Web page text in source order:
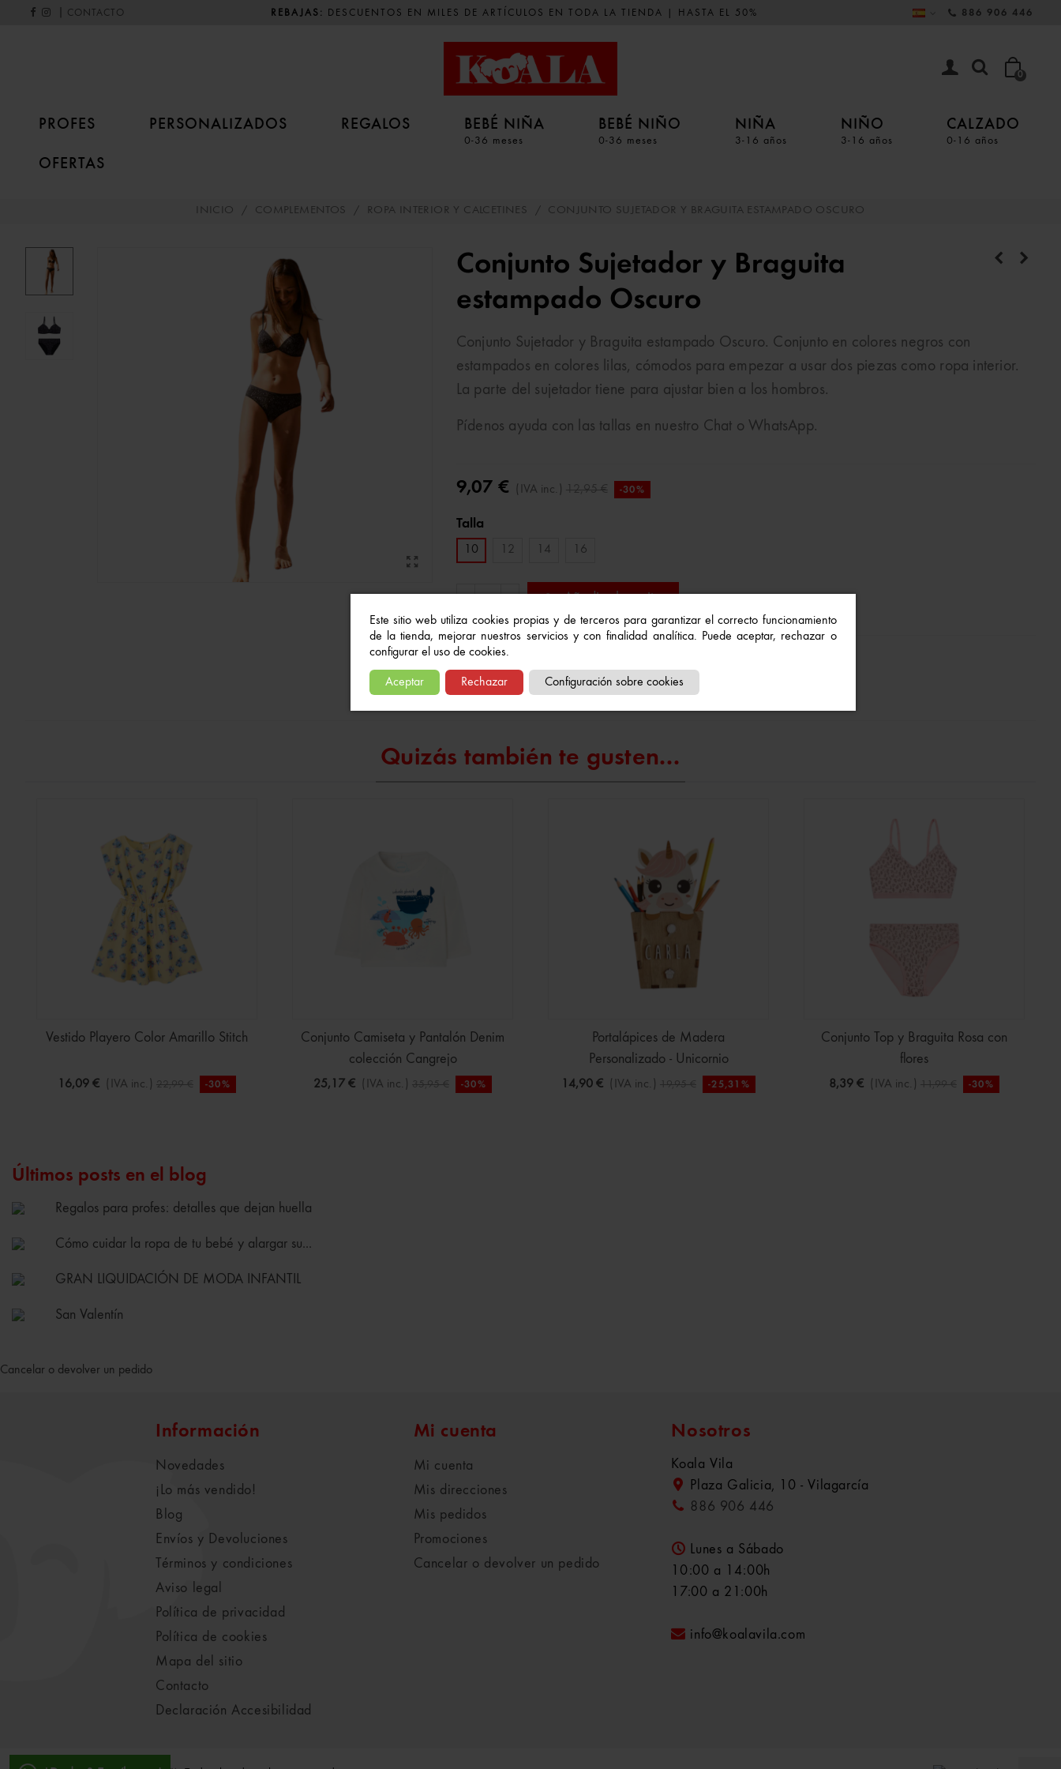
Este sitio web utiliza cookies propias y de terceros para garantizar el correcto funcionamiento
de la tienda, mejorar nuestros servicios y con finalidad analítica. Puede aceptar, rechazar o
configurar el uso de cookies.
Aceptar Rechazar Configuración sobre cookies
CONTACTO REBAJAS: DESCUENTOS EN MILES DE ARTÍCULOS EN TODA LA TIENDA | HASTA EL 50% 886 906 446
0
PROFES PERSONALIZADOS REGALOS BEBÉ NIÑA
0-36 meses
BEBÉ NIÑO
0-36 meses
NIÑA
3-16 años
NIÑO
3-16 años
CALZADO
0-16 años
OFERTAS
INICIO / COMPLEMENTOS / ROPA INTERIOR Y CALCETINES / CONJUNTO SUJETADOR Y BRAGUITA ESTAMPADO OSCURO
Conjunto Sujetador y Braguita
estampado Oscuro
Conjunto Sujetador y Braguita estampado Oscuro. Conjunto en colores negros con
estampados en colores lilas, cómodos para empezar a usar dos piezas como ropa interior.
La parte del sujetador tiene para ajustar bien a los hombros.
Pídenos ayuda con las tallas en nuestro Chat o WhatsApp.
9,07 € (IVA inc.) 12,95 € -30%
Talla
10 12 14 16
Añadir al carrito
Referencia:
A Lista De Deseos
Quizás también te gusten...
Vestido Playero Color Amarillo Stitch
16,09 € (IVA inc.) 22,99 € -30%
Conjunto Camiseta y Pantalón Denim
colección Cangrejo
25,17 € (IVA inc.) 35,95 € -30%
Portalápices de Madera
Personalizado - Unicornio
14,90 € (IVA inc.) 19,95 € -25,31%
Conjunto Top y Braguita Rosa con
flores
8,39 € (IVA inc.) 11,99 € -30%
Últimos posts en el blog
Regalos para profes: detalles que dejan huella
Cómo cuidar la ropa de tu bebé y alargar su...
GRAN LIQUIDACIÓN DE MODA INFANTIL
San Valentín
Cancelar o devolver un pedido
Información
Novedades
¡Lo más vendido!
Blog
Envíos y Devoluciones
Términos y condiciones
Aviso legal
Política de privacidad
Política de cookies
Mapa del sitio
Contacto
Declaración Accesibilidad
Mi cuenta
Mi cuenta
Mis direcciones
Mis pedidos
Promociones
Cancelar o devolver un pedido
Nosotros
Koala Vila
Plaza Galicia, 10 - Vilagarcía
886 906 446
Lunes a Sábado
10:00 a 14:00h
17:00 a 21:00h
info@koalavila.com